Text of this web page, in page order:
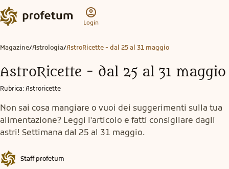
Login
Magazine/Astrologia/AstroRicette - dal 25 al 31 maggio
AstroRicette - dal 25 al 31 maggio
Rubrica: Astroricette
Non sai cosa mangiare o vuoi dei suggerimenti sulla tua
alimentazione? Leggi l'articolo e fatti consigliare dagli
astri! Settimana dal 25 al 31 maggio.
Staff profetum